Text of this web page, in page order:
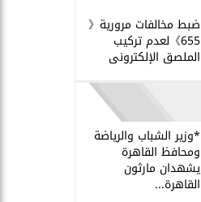
ضبط مخالفات مرورية《
655》لعدم تركيب
الملصق الإلكترونى
*وزير الشباب والرياضة
ومحافظ القاهرة
يشهدان مارثون
القاهرة...